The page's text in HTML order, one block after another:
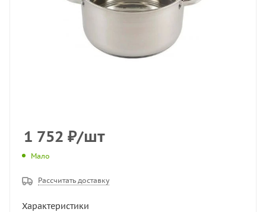
1 752 ₽/шт
Мало
Рассчитать доставку
Характеристики